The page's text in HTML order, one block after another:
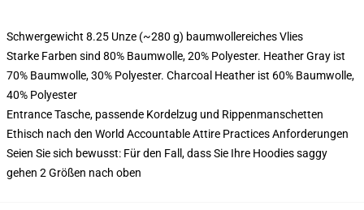
Schwergewicht 8.25 Unze (~280 g) baumwollereiches Vlies
Starke Farben sind 80% Baumwolle, 20% Polyester. Heather Gray ist
70% Baumwolle, 30% Polyester. Charcoal Heather ist 60% Baumwolle,
40% Polyester
Entrance Tasche, passende Kordelzug und Rippenmanschetten
Ethisch nach den World Accountable Attire Practices Anforderungen
Seien Sie sich bewusst: Für den Fall, dass Sie Ihre Hoodies saggy
gehen 2 Größen nach oben